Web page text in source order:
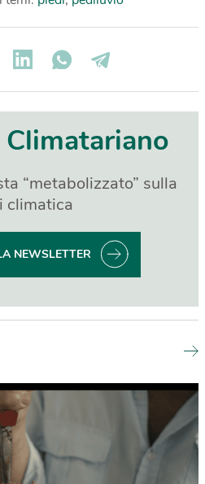
“metabolizzato” sulla
climatica
NEWSLETTER